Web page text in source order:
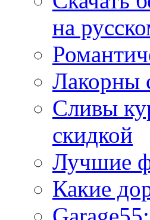
на
Лакорны
Сливы
скидкой
Лучшие
Какие